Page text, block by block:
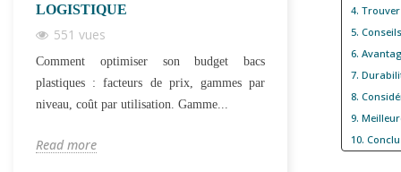
LOGISTIQUE
551 vues
Comment optimiser son budget bacs
plastiques : facteurs de prix, gammes par
niveau, coût par utilisation. Gamme...
Read more
1035 vues
La cagette
cagettes bois :
empilable. Guide
Read more
4.
5.
6.
7.
8.
9.
10.